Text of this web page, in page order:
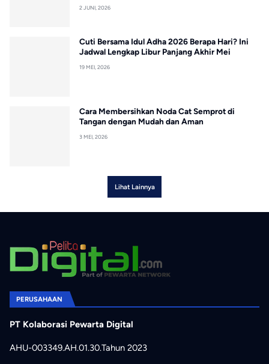
2 JUNI, 2026
Cuti Bersama Idul Adha 2026 Berapa Hari? Ini
Jadwal Lengkap Libur Panjang Akhir Mei
19 MEI, 2026
Cara Membersihkan Noda Cat Semprot di
Tangan dengan Mudah dan Aman
3 MEI, 2026
Lihat Lainnya
PERUSAHAAN
PT Kolaborasi Pewarta Digital
AHU-003349.AH.01.30.Tahun 2023